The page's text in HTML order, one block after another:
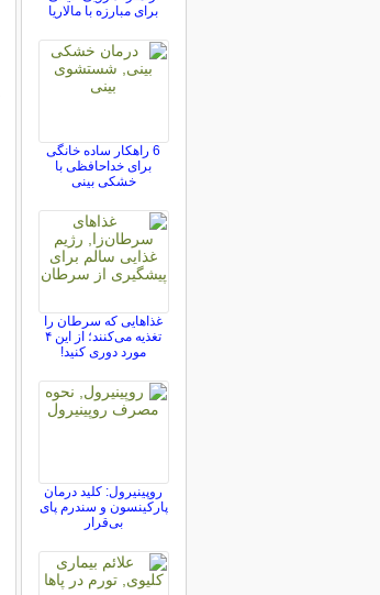
برای مبارزه با مالاریا
6 راهکار ساده خانگی
برای خداحافظی با
خشکی بینی
غذاهایی که سرطان را
تغذیه می‌کنند؛ از این ۴
مورد دوری کنید!
روپینیرول: کلید درمان
پارکینسون و سندرم پای
بی‌قرار